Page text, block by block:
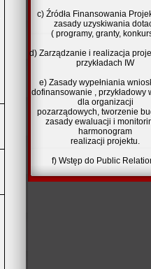
c) Źródła Finansowania
zasady uzyskiwania
( programy, granty,
d) Zarządzanie i realizacja
przykładach IW
e) Zasady wypełniania
dofinansowanie , przykładowy
dla organizacji
pozarządowych, tworzenie
zasady ewaluacji i
harmonogram
realizacji projektu.
f) Wstęp do Public